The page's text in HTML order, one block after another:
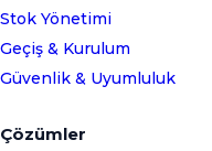
Stok Yönetimi
Geçiş & Kurulum
Güvenlik & Uyumluluk
Çözümler